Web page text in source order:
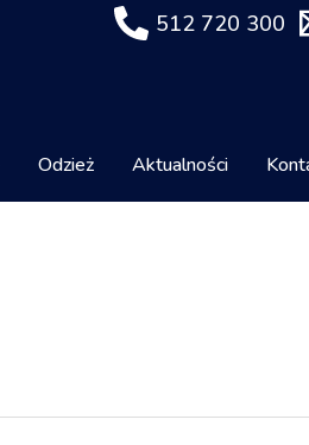
512 720 300
Odzież Aktualności